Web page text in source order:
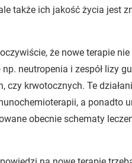
także ich jakość życia jest
że nowe terapie
neutropenia i zespół lizy
czy krwotocznych. Te
a ponadto
obecnie schematy